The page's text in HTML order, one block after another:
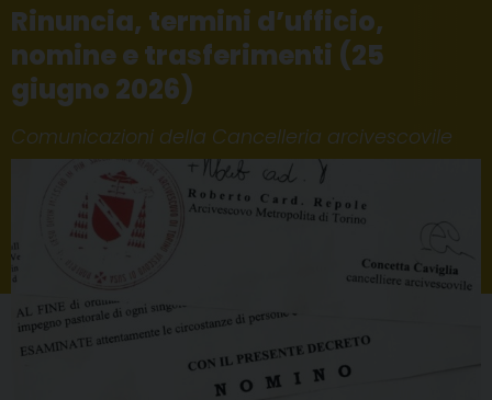
Rinuncia, termini d’ufficio,
nomine e trasferimenti (25
giugno 2026)
Comunicazioni della Cancelleria arcivescovile